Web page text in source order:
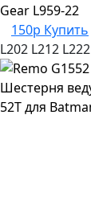
Gear L959-22
150р Купить
L202 L212 L222